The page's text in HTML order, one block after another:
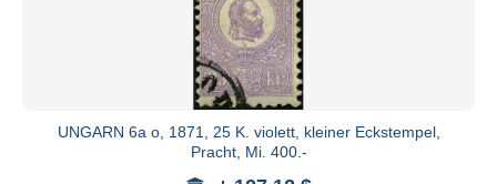
Sie wird bei der Rechnungstellung nicht
Selbstkosten berechnet.
Der Zuschlag verpflichtet zur Abnahme.
fällig, falls nicht vor der Auktion andere
Vertreterstellung vor Beginn der Versteigerung offen
zustande. Bis zur vollständigen Zahlung (die
UNGARN 6a o, 1871, 25 K. violett, kleiner Eckstempel,
Pracht, Mi. 400.-